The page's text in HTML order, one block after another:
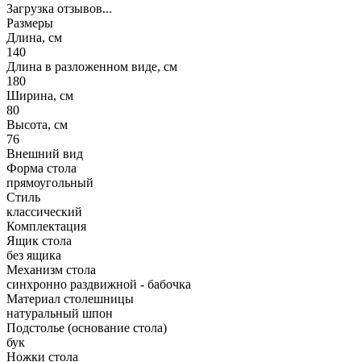
Загрузка отзывов...
Размеры
Длина, см
140
Длина в разложенном виде, см
180
Ширина, см
80
Высота, см
76
Внешний вид
Форма стола
прямоугольный
Стиль
классический
Комплектация
Ящик стола
без ящика
Механизм стола
синхронно раздвижной - бабочка
Материал столешницы
натуральный шпон
Подстолье (основание стола)
бук
Ножки стола